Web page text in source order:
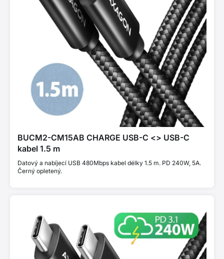
BUCM2-CM15AB CHARGE USB-C <> USB-C
kabel 1.5 m
Datový a nabíjecí USB 480Mbps kabel délky 1.5 m. PD 240W, 5A.
Černý opletený.